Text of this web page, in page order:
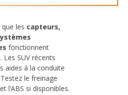
les capteurs,
fonctionnent
SUV récents
aides à la conduite
Testez le freinage
l’ABS si disponibles.